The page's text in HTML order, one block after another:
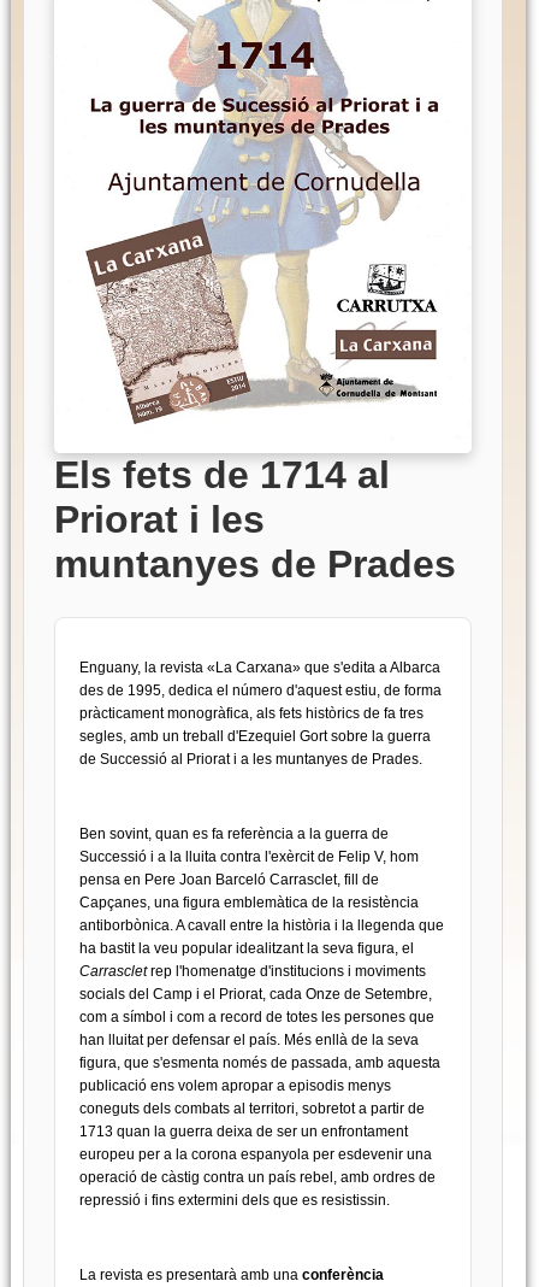
Els fets de 1714 al
Priorat i les
muntanyes de Prades
Enguany, la revista «La Carxana» que s'edita a Albarca
des de 1995, dedica el número d'aquest estiu, de forma
pràcticament monogràfica, als fets històrics de fa tres
segles, amb un treball d'Ezequiel Gort sobre la guerra
de Successió al Priorat i a les muntanyes de Prades.
Ben sovint, quan es fa referència a la guerra de
Successió i a la lluita contra l'exèrcit de Felip V, hom
pensa en Pere Joan Barceló Carrasclet, fill de
Capçanes, una figura emblemàtica de la resistència
antiborbònica. A cavall entre la història i la llegenda que
ha bastit la veu popular idealitzant la seva figura, el
Carrascletrep l'homenatge d'institucions i moviments
socials del Camp i el Priorat, cada Onze de Setembre,
com a símbol i com a record de totes les persones que
han lluitat per defensar el país. Més enllà de la seva
figura, que s'esmenta només de passada, amb aquesta
publicació ens volem apropar a episodis menys
coneguts dels combats al territori, sobretot a partir de
1713 quan la guerra deixa de ser un enfrontament
europeu per a la corona espanyola per esdevenir una
operació de càstig contra un país rebel, amb ordres de
repressió i fins extermini dels que es resistissin.
La revista es presentarà amb una conferència